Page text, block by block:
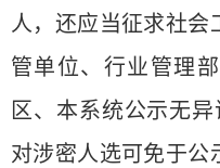
人，还应当征求社会
管单位、行业管理
区、本系统公示无异
对涉密人选可免于公